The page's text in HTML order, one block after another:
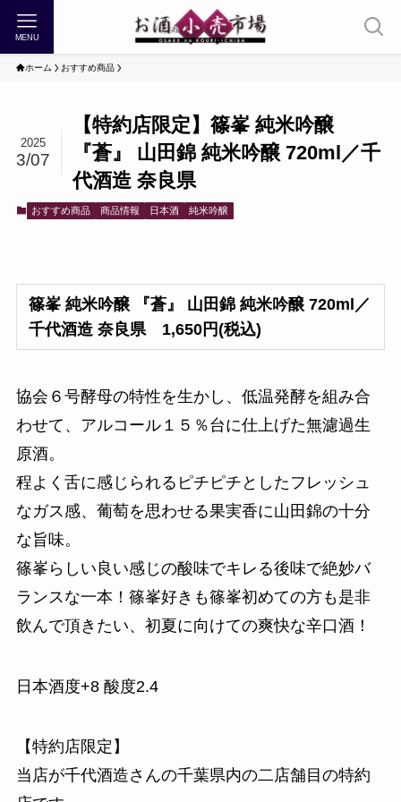
MENU
ホーム おすすめ商品
【特約店限定】篠峯 純米吟醸
『蒼』 山田錦 純米吟醸 720ml／千
代酒造 奈良県
2025
3/07
おすすめ商品 商品情報 日本酒 純米吟醸
篠峯 純米吟醸 『蒼』 山田錦 純米吟醸 720ml／
千代酒造 奈良県 1,650円(税込)
協会６号酵母の特性を生かし、低温発酵を組み合
わせて、アルコール１５％台に仕上げた無濾過生
原酒。
程よく舌に感じられるピチピチとしたフレッシュ
なガス感、葡萄を思わせる果実香に山田錦の十分
な旨味。
篠峯らしい良い感じの酸味でキレる後味で絶妙バ
ランスな一本！篠峯好きも篠峯初めての方も是非
飲んで頂きたい、初夏に向けての爽快な辛口酒！
日本酒度+8 酸度2.4
【特約店限定】
当店が千代酒造さんの千葉県内の二店舗目の特約